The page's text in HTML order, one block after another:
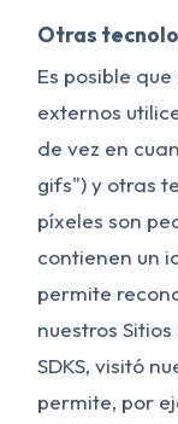
Otras
Es posible
externos
de vez en
gifs") y otras
píxeles son
contienen un
permite
nuestros
SDKS, visitó
permite, por